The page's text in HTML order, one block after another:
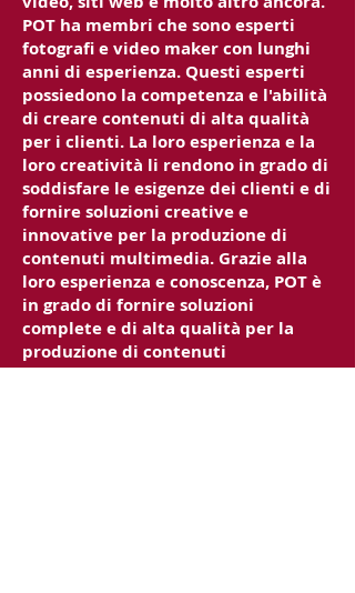
POT ha membri che sono esperti
fotografi e video maker con lunghi
anni di esperienza. Questi esperti
possiedono la competenza e l'abilità
di creare contenuti di alta qualità
per i clienti. La loro esperienza e la
loro creatività li rendono in grado di
soddisfare le esigenze dei clienti e di
fornire soluzioni creative e
innovative per la produzione di
contenuti multimedia. Grazie alla
loro esperienza e conoscenza, POT è
in grado di fornire soluzioni
complete e di alta qualità per la
produzione di contenuti
multimedia.